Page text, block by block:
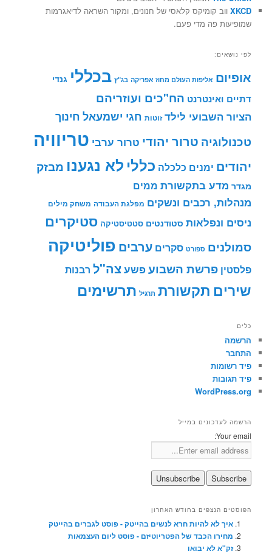
XKCD ווב קומיקס קלאסי של חנונים, ומקור השראה לדיאגרמות
שמופיעות פה מדי פעם.
לפי נושאים:
אופיום אליפות העולם מחוז אפריקה בג"ץ בכללי גנדי
דתיים ואינטרנט הח"כים ועוזריהם
הציור השבועי לילד זוטות חגי ישמעאל חינוך
טכנולוגיה טרור יהודי טרור ערבי טריוויה
יהודים ימנים כלכלה כללי לא נגענו מבזק
מגדר מדע בתקשורת ממים
מנהלות, רכבים ונשקים מפלגת העבודה משחק מילים
ניסים ונפלאות סטודנטים סטטיסטיקה סטיקרים
סמולנים ספורט סקרים ערבים פוליטיקה
פלסטין פרשת השבועפשעצה"ל רבנות
שירים תקשורת תרגיל תרשימים
כלים
הרשמה
התחבר
פיד רשומות
פיד תגובות
WordPress.org
הרשמה לעדכונים במייל
Your email:
הפוסטים הנצפים בחודש האחרון
איך לא להיות חרא לנשים בהייטק - פוסט לגברים בהייטק
מחירו הכבד של הפטריוטיזם - פוסט ליום העצמאות
זק"א לא יבואו